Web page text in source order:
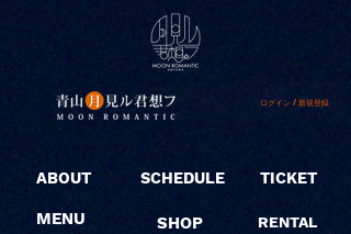
ログイン / 新規登録
ABOUT
MENU
SCHEDULE
SHOP
TICKET
RENTAL